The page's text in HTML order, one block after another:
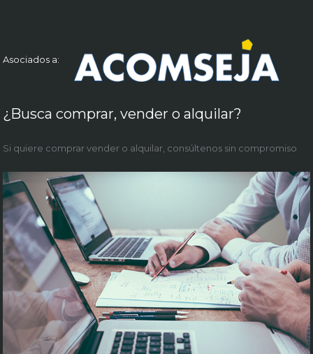
Asociados a:
¿Busca comprar, vender o alquilar?
Si quiere comprar vender o alquilar, consúltenos sin compromiso